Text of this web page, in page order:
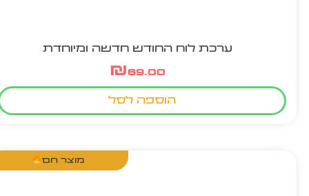
ערכת לוח החודש חדשה ומיוחדת
₪69.00
הוספה לסל
מוצר חם